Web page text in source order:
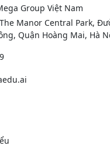
Group Việt Nam
Manor Central Park,
Quận Hoàng Mai, Hà